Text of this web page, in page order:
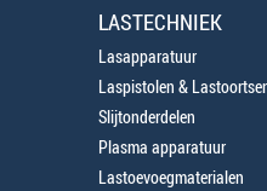
LASTECHNIEK
Lasapparatuur
Laspistolen &
Slijtonderdelen
Plasma apparatuur
Lastoevoegmaterialen